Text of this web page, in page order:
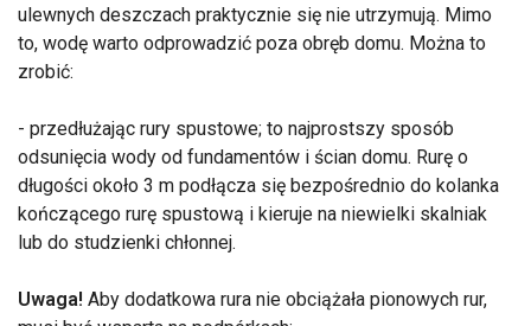
ulewnych deszczach praktycznie się nie utrzymują. Mimo
to, wodę warto odprowadzić poza obręb domu. Można to
zrobić:
- przedłużając rury spustowe; to najprostszy sposób
odsunięcia wody od fundamentów i ścian domu. Rurę o
długości około 3 m podłącza się bezpośrednio do kolanka
kończącego rurę spustową i kieruje na niewielki skalniak
lub do studzienki chłonnej.
Uwaga! Aby dodatkowa rura nie obciążała pionowych rur,